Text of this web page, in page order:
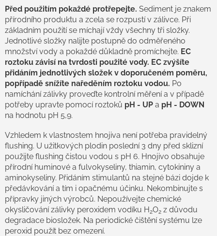
u
Před použitím pokaždé protřepejte. Sediment je znakem
přírodního produktu a zcela se rozpustí v zálivce. Při
základním použití se míchají vždy všechny tři složky.
Jednotlivé složky nalijte postupně do odměřeného
množství vody a pokaždé důkladně promíchejte. EC
roztoku závisí na tvrdosti použité vody. EC zvýšíte
přidáním jednotlivých složek v doporučeném poměru,
popřípadě snížíte naředěním roztoku vodou. Po
namíchání zálivky proveďte kontrolní měření a v případě
potřeby upravte pomocí roztoků pH - UP a pH - DOWN
na hodnotu pH 5,9.
Vzhledem k vlastnostem hnojiva není potřeba pravidelný
flushing. U užitkových plodin poslední 3 dny před sklizní
použijte flushing čistou vodou s pH 6. Hnojivo obsahuje
přírodní huminové a fulvokyseliny, thiamin, cytokininy a
aminokyseliny. Přidáním stimulantů na stejné bázi dojde k
předávkování a tím i opačnému účinku. Nekombinujte s
přípravky jiných výrobců. Nepoužívejte chemické
okysličování zálivky peroxidem vodíku H2O2 z důvodu
degradace biosložek. Na periodické čištění systému lze
peroxid použít bez omezení.